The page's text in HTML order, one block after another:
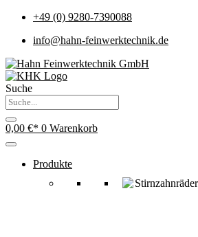
+49 (0) 9280-7390088
info@hahn-feinwerktechnik.de
Suche
0,00 € 0 Warenkorb
Produkte